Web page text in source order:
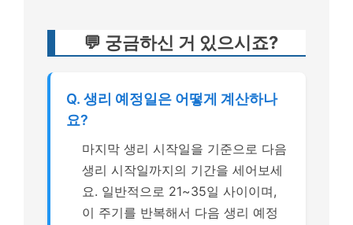
💬 궁금하신 거 있으시죠?
Q. 생리 예정일은 어떻게 계산하나
요?
마지막 생리 시작일을 기준으로 다음
생리 시작일까지의 기간을 세어보세
요. 일반적으로 21~35일 사이이며,
이 주기를 반복해서 다음 생리 예정